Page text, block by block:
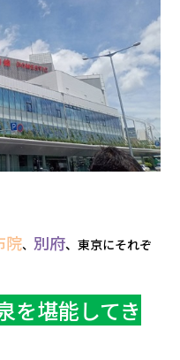
会社情報
カタ
リコ
お問
院、 別府、東京にそれぞ
を堪能してき